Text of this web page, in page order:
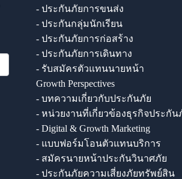
- ประกันภัยการขนส่ง
- ประกันกลุ่มนักเรียน
- ประกันภัยการก่อสร้าง
- ประกันภัยการเดินทาง
- รับสมัครตัวแทนนายหน้า
Growth Perspectives
- บทความเกี่ยวกับประกันภัย
- หน่วยงานที่เกี่ยวข้องธุรกิจประกัน
- Digital & Growth Marketing
- แบบฟอร์มโอนตัวแทนบริการ
- สมัครนายหน้าประกันวินาศภัย
- ประกันภัยความเสี่ยงภัยทรัพย์สิน